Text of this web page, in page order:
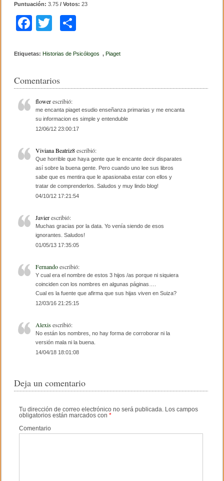
Puntuación:3.75 / Votos:23
F
c
b
o
o
k
tt
m
ar
Etiquetas: Historias de Psicólogos , Piaget
Comentarios
flowerescribió:
me encanta piaget esudio enseñanza primarias y me encanta
su informacion es simple y entenduble
12/06/12 23:00:17
Viviana Beatriz8escribió:
Que horrible que haya gente que le encante decir disparates
así sobre la buena gente. Pero cuando uno lee sus libros
sabe que es mentira que le apasionaba estar con ellos y
tratar de comprenderlos. Saludos y muy lindo blog!
04/10/12 17:21:54
Javierescribió:
Muchas gracias por la data. Yo venía siendo de esos
ignorantes. Saludos!
01/05/13 17:35:05
Fernandoescribió:
Y cual era el nombre de estos 3 hijos /as porque ni siquiera
coinciden con los nombres en algunas páginas….
Cual es la fuente que afirma que sus hijas viven en Suiza?
12/03/16 21:25:15
Alexisescribió:
No están los nombres, no hay forma de corroborar ni la
versión mala ni la buena.
14/04/18 18:01:08
Deja un comentario
Tu dirección de correo electrónico no será publicada. Los campos
obligatorios están marcados con*
Comentario